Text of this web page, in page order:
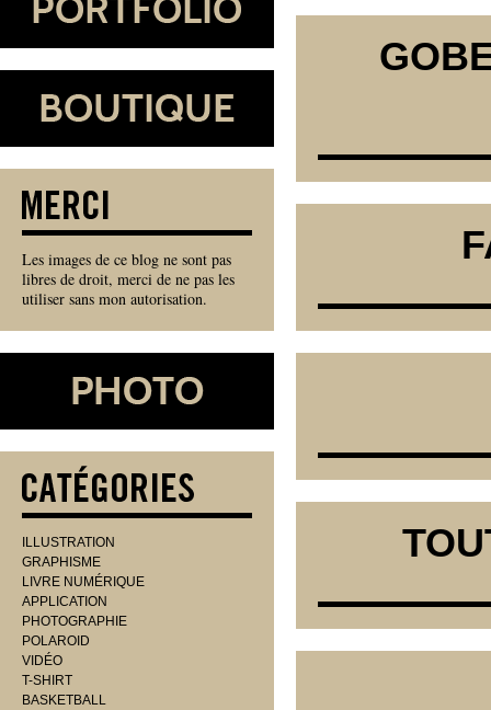
Les images de ce blog ne sont pas
libres de droit, merci de ne pas les
utiliser sans mon autorisation.
ILLUSTRATION
GRAPHISME
LIVRE NUMÉRIQUE
APPLICATION
PHOTOGRAPHIE
POLAROID
VIDÉO
T-SHIRT
BASKETBALL